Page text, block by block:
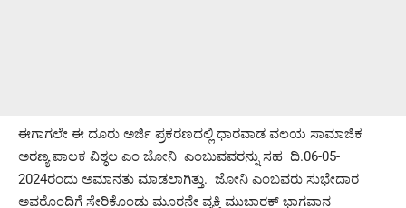
ಈಗಾಗಲೇ ಈ ದೂರು ಅರ್ಜಿ ಪ್ರಕರಣದಲ್ಲಿ ಧಾರವಾಡ ವಲಯ ಸಾಮಾಜಿಕ
ಅರಣ್ಯ ಪಾಲಕ ವಿಠ್ಠಲ ಎಂ ಜೋನಿ ಎಂಬುವವರನ್ನು ಸಹ ದಿ.06-05-
2024ರಂದು ಅಮಾನತು ಮಾಡಲಾಗಿತ್ತು. ಜೋನಿ ಎಂಬವರು ಸುಭೇದಾರ
ಅವರೊಂದಿಗೆ ಸೇರಿಕೊಂಡು ಮೂರನೇ ವ್ಯಕ್ತಿ ಮುಬಾರಕ್ ಭಾಗವಾನ